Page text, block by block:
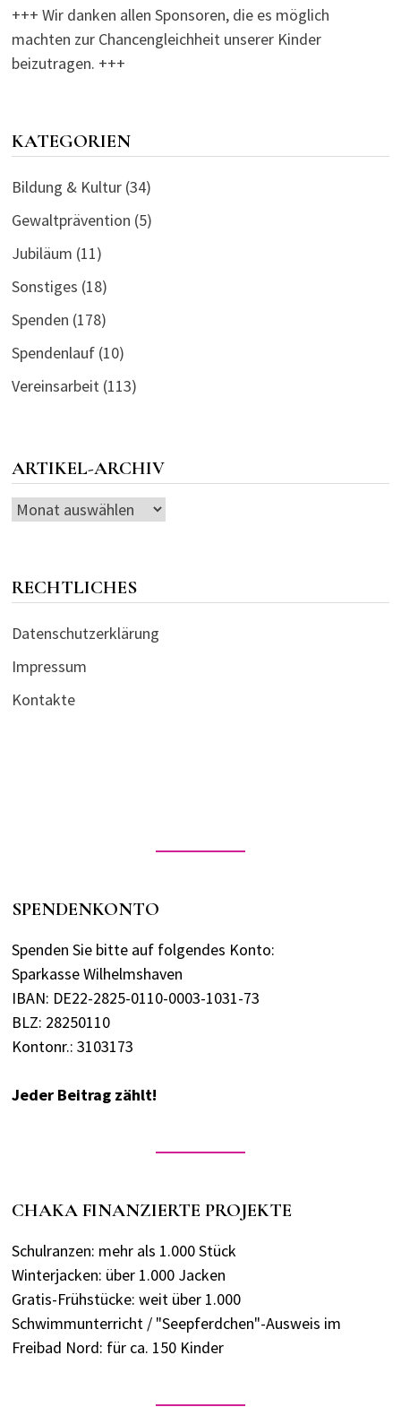
JUGENDLICHE
IN
WILHELMSHAVEN
+++ Wir danken allen Sponsoren, die es möglich
machten zur Chancengleichheit unserer Kinder
beizutragen. +++
KATEGORIEN
Bildung & Kultur(34)
Gewaltprävention (5)
Jubiläum (11)
Sonstiges (18)
Spenden (178)
Spendenlauf(10)
Vereinsarbeit(113)
ARTIKEL-ARCHIV
Artikel-
RECHTLICHES
Datenschutzerklärung
Impressum
Kontakte
SPENDENKONTO
Spenden Sie bitte auf folgendes Konto:
Sparkasse Wilhelmshaven
IBAN: DE22-2825-0110-0003-1031-73
BLZ: 28250110
Kontonr.: 3103173
Jeder Beitrag zählt!
CHAKA FINANZIERTE PROJEKTE
Schulranzen: mehr als 1.000 Stück
Winterjacken: über 1.000 Jacken
Gratis-Frühstücke: weit über 1.000
Schwimmunterricht / "Seepferdchen"-Ausweis im
Freibad Nord: für ca. 150 Kinder